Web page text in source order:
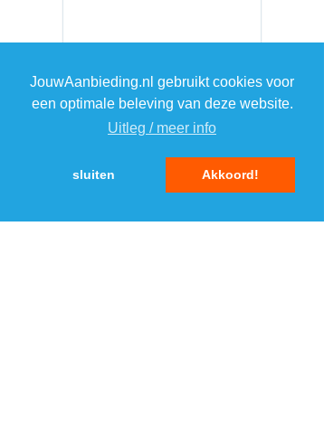
JouwAanbieding.nl gebruikt cookies voor
een optimale beleving van deze website.
Uitleg / meer info
sluiten Akkoord!